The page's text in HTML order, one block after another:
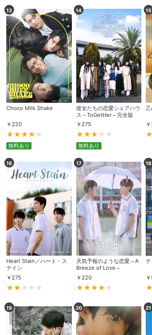
会員設定 会員情報
会員情報変更
基本情報、本人連絡
ジットカード情報の変
決済方法変更 決済方法の変更が可能
購入明細 ４ヵ月分の購入明細の
Myクーポン
現在獲得済みのお得
ます。
購入履歴
レンタル、購入、定
確認が可能です。こ
と便利です。
お気に入り
お気に入りに登録し
す。お気に入りに追
能です。
閲覧履歴
サイト内の閲覧履歴
の削除も可能です。
視聴年齢制限
サイト内で表示される
能です。5段階の年齢
13
Choco Milk Shake
￥220
無料あり
14
彼女たちの恋愛シェアハウ
ス～ToGetHer～完全版
￥275
無料あり
15
￥
16
Heart Stain／ハート・ス
テイン
￥ 275
17
天気予報のような恋愛～A
Breeze of Love～
￥ 220
18
テ
￥
19 20 21